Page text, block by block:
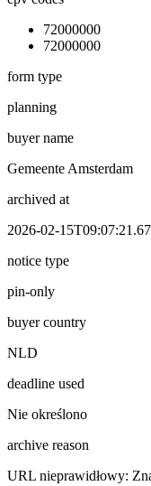
72000000
72000000
form type
planning
buyer name
Gemeente Amsterdam
archived at
2026-02-
notice type
pin-only
buyer country
NLD
deadline used
Nie określono
archive reason
URL nieprawidłowy: